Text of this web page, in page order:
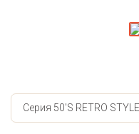
Серия 50'S RETRO STYLE